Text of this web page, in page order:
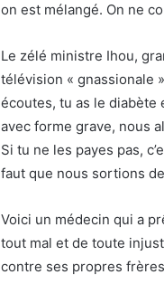
on est mélangé. On ne
Le zélé ministre Ihou,
télévision « gnassionale
écoutes, tu as le diabète
avec forme grave, nous
Si tu ne les payes pas,
faut que nous sortions
Voici un médecin qui a
tout mal et de toute
contre ses propres